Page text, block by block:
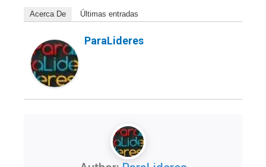
Acerca De Últimas entradas
ParaLideres